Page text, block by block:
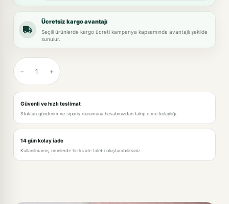
Ücretsiz kargo avantajı
Seçili ürünlerde kargo ücreti kampanya kapsamında avantajlı şekilde
sunulur.
− +
Güvenli ve hızlı teslimat
Stoktan gönderim ve sipariş durumunu hesabınızdan takip etme kolaylığı.
14 gün kolay iade
Kullanılmamış ürünlerde hızlı iade talebi oluşturabilirsiniz.